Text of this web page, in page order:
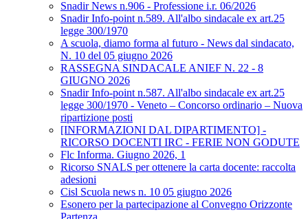
Snadir News n.906 - Professione i.r. 06/2026
Snadir Info-point n.589. All'albo sindacale ex art.25
legge 300/1970
A scuola, diamo forma al futuro - News dal sindacato,
N. 10 del 05 giugno 2026
RASSEGNA SINDACALE ANIEF N. 22 - 8
GIUGNO 2026
Snadir Info-point n.587. All'albo sindacale ex art.25
legge 300/1970 - Veneto – Concorso ordinario – Nuova
ripartizione posti
[INFORMAZIONI DAL DIPARTIMENTO] -
RICORSO DOCENTI IRC - FERIE NON GODUTE
Flc Informa. Giugno 2026, 1
Ricorso SNALS per ottenere la carta docente: raccolta
adesioni
Cisl Scuola news n. 10 05 giugno 2026
Esonero per la partecipazione al Convegno Orizzonte